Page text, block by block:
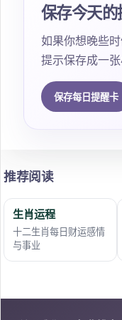
保存今天
如果你想晚些
提示保存成一张
保存每日提醒卡
推荐阅读
生肖运程
十二生肖每日财运感情
与事业